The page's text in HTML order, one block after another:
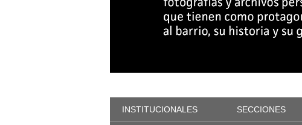
INSTITUCIONALES SECCIONES